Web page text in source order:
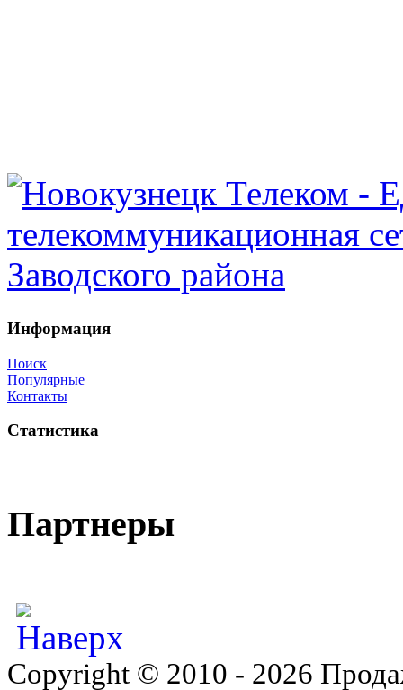
Информация
Поиск
Популярные
Контакты
Статистика
Партнеры
Copyright © 2010 - 2026